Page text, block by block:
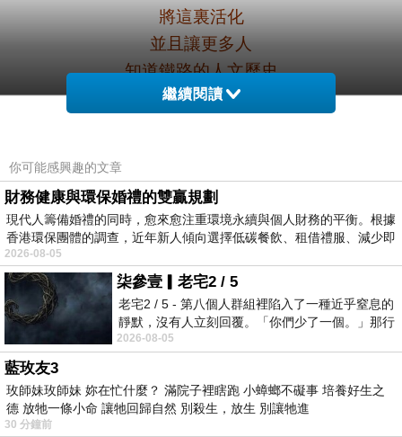
將這裏活化
並且讓更多人
知道鐵路的人文歷史
這裏曾經住過
齊邦媛 教授
繼續閱讀
你可能感興趣的文章
財務健康與環保婚禮的雙贏規劃
現代人籌備婚禮的同時，愈來愈注重環境永續與個人財務的平衡。根據
香港環保團體的調查，近年新人傾向選擇低碳餐飲、租借禮服、減少即
2026-08-05
柒參壹▎老宅2 / 5
老宅2 / 5 - 第八個人群組裡陷入了一種近乎窒息的
靜默，沒有人立刻回覆。「你們少了一個。」那行
字像一顆冰冷的鐵釘，硬生生刺進螢
2026-08-05
藍玫友3
玫師妹玫師妹 妳在忙什麼？ 滿院子裡瞎跑 小蟑螂不礙事 培養好生之
德 放牠一條小命 讓牠回歸自然 別殺生，放生 別讓牠進
30 分鐘前